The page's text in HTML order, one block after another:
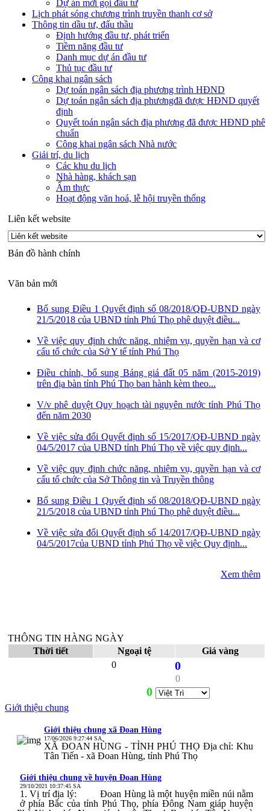
Dự án mời gọi đầu tư
Lịch phát sóng chương trình truyền thanh cơ sở
Thông tin dầu tư, đấu thầu
Định hướng đầu tư, phát triển
Tiềm năng đầu tư
Danh mục dự án đầu tư
Thủ tục đầu tư
Công khai ngân sách
Dự toán ngân sách địa phương trình HĐND
Dự toán ngân sách địa phươngđã được HĐND quyết
định
Quyết toán ngân sách địa phương đã được HĐND phê
chuẩn
Công khai ngân sách Nhà nước
Giải trí, du lịch
Các khu du lịch
Nhà hàng, khách sạn
Ẩm thực
Hoạt động văn hoá, lễ hội truyền thống
Liên kết website
Bản đồ hành chính
Văn bản mới
Bổ sung Điều 1 Quyết định số 08/2018/QĐ-UBND ngày
21/5/2018 của UBND tỉnh Phú Thọ phê duyệt điều...
Về việc quy định chức năng, nhiệm vụ, quyền hạn và cơ
cấu tổ chức của Sở Y tế tỉnh Phú Thọ
Điều chỉnh, bổ sung Bảng giá đất 05 năm (2015-2019)
trên địa bàn tỉnh Phú Thọ ban hành kèm theo...
V/v phê duyệt Quy hoạch tài nguyên nước tỉnh Phú Thọ
đến năm 2030
Về việc sửa đổi Quyết định số 15/2017/QĐ-UBND ngày
04/5/2017 của UBND tỉnh Phú Thọ về việc quy định...
Về việc quy định chức năng, nhiệm vụ, quyền hạn và cơ
cấu tổ chức của Sở Thông tin và Truyền thông
Bổ sung Điều 1 Quyết định số 08/2018/QĐ-UBND ngày
21/5/2018 của UBND tỉnh Phú Thọ phê duyệt điều...
Về việc sửa đổi Quyết định số 14/2017/QĐ-UBND ngày
04/5/2017của UBND tỉnh Phú Thọ về việc Quy định...
Xem thêm
THÔNG TIN HÀNG NGÀY
Thời tiết
Ngoại tệ
Giá vàng
0
0
0
0
Giới thiệu chung
Giới thiệu chung xã Đoan Hùng
17/06/2026 9:27:44 SA
XÃ ĐOAN HÙNG - TỈNH PHÚ THỌ Địa chỉ: Khu
Tân Tiến - xã Đoan Hùng, tỉnh Phú Thọ
Giới thiệu chung về huyện Đoan Hùng
29/10/2021 10:37:45 SA
1. Vị trí địa lý: Đoan Hùng là một huyện miền núi nằm
ở phía Bắc của tỉnh Phú Thọ, phía Đông Nam giáp huyện